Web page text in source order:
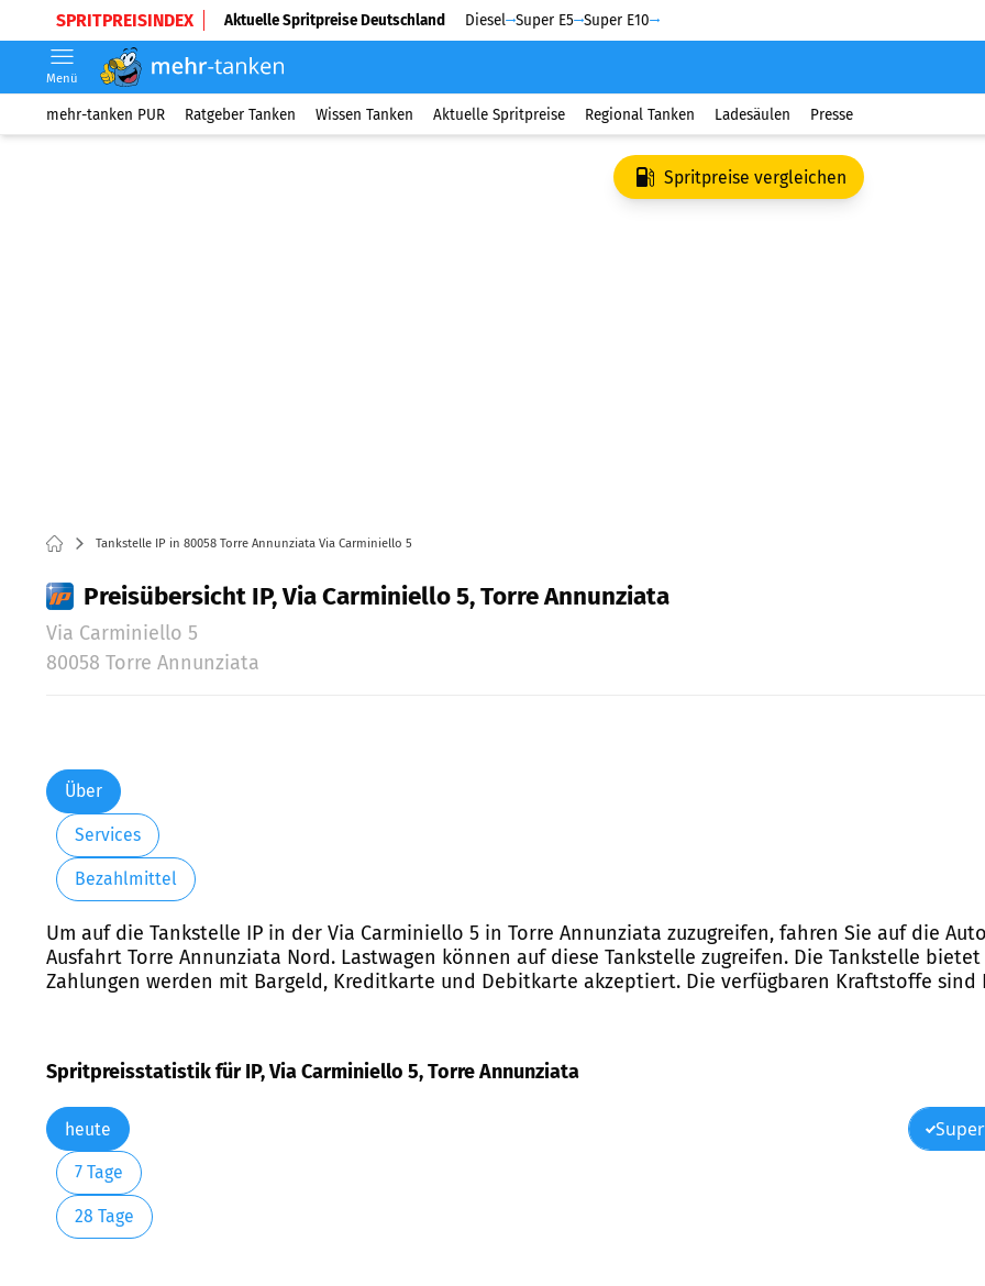
SPRITPREISINDEX Aktuelle Spritpreise Deutschland Diesel Super E5 Super E10
Menü
mehr-tanken PUR Ratgeber Tanken Wissen Tanken Aktuelle Spritpreise Regional Tanken Ladesäulen Presse
Spritpreise vergleichen
Tankstelle IP in 80058 Torre Annunziata Via Carminiello 5
Preisübersicht IP, Via Carminiello 5, Torre Annunziata
Via Carminiello 5
80058 Torre Annunziata
Über
Services
Bezahlmittel
Um auf die Tankstelle IP in der Via Carminiello 5 in Torre Annunziata zuzugreifen, fahren Sie auf die
Ausfahrt Torre Annunziata Nord. Lastwagen können auf diese Tankstelle zugreifen. Die Tankstelle
Zahlungen werden mit Bargeld, Kreditkarte und Debitkarte akzeptiert. Die verfügbaren Kraftstoffe sind
Spritpreisstatistik für IP, Via Carminiello 5, Torre Annunziata
heute
7 Tage
28 Tage